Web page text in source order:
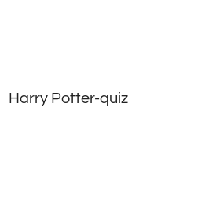
Harry Potter-quiz